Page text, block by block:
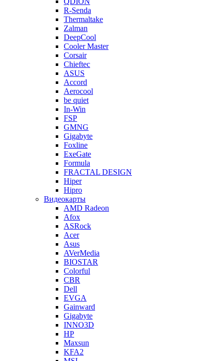
R-Senda
Thermaltake
Zalman
DeepCool
Cooler Master
Corsair
Chieftec
ASUS
Accord
Aerocool
be quiet
In-Win
FSP
GMNG
Gigabyte
Foxline
ExeGate
Formula
FRACTAL DESIGN
Hiper
Hipro
Видеокарты
AMD Radeon
Afox
ASRock
Acer
Asus
AVerMedia
BIOSTAR
Colorful
CBR
Dell
EVGA
Gainward
Gigabyte
INNO3D
HP
Maxsun
KFA2